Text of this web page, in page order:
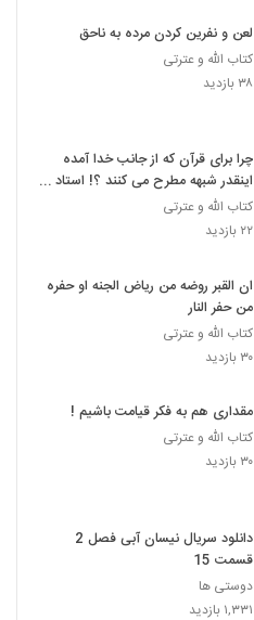
لعن و نفرين کردن مرده به ناحق
کتاب الله و عترتی
۳۸ بازدید
چرا برای قرآن که از جانب خدا آمده
اینقدر شبهه مطرح می کنند ؟! استاد
رستم نژاد
کتاب الله و عترتی
۲۲ بازدید
ان القبر روضه من ریاض الجنه او حفره
من حفر النار
کتاب الله و عترتی
۳۰ بازدید
مقداری هم به فکر قیامت باشیم !
کتاب الله و عترتی
۳۰ بازدید
دانلود سریال نیسان آبی فصل 2
قسمت 15
دوستی ها
۱,۳۳۱ بازدید